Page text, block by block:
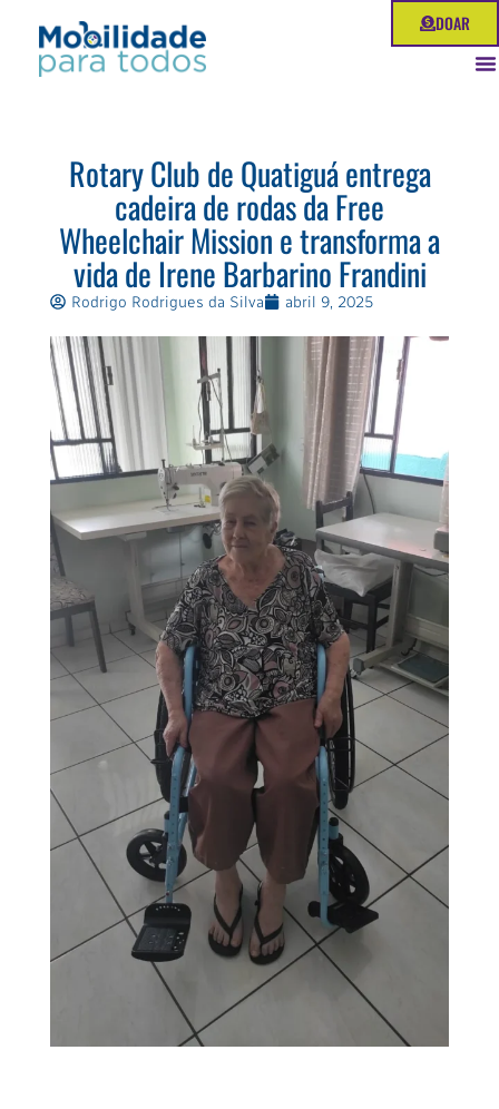
DOAR
Rotary Club de Quatiguá entrega
cadeira de rodas da Free
Wheelchair Mission e transforma a
vida de Irene Barbarino Frandini
Rodrigo Rodrigues da Silva abril 9, 2025